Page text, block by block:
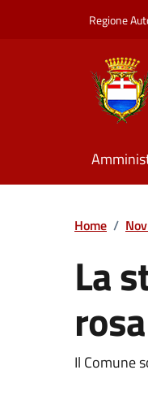
Regione
Home /
La
Il Comune